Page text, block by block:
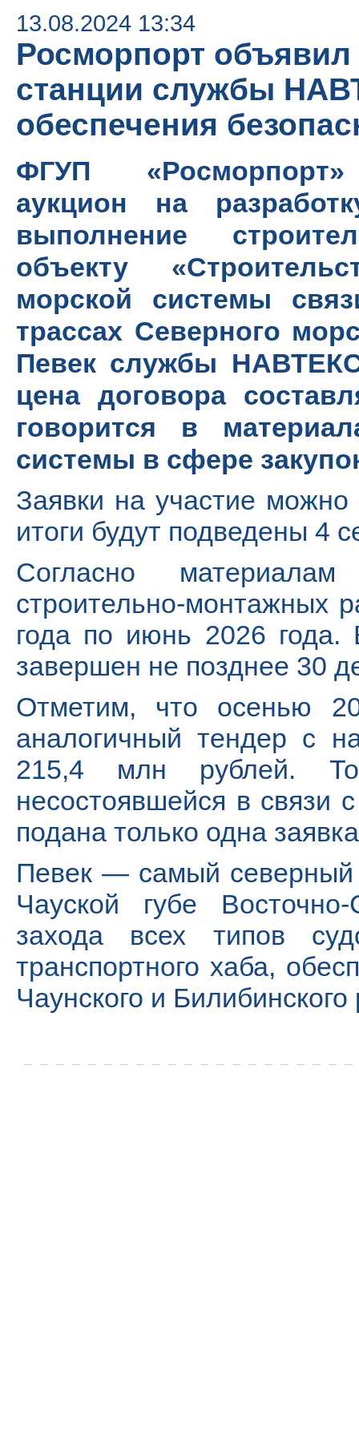
13.08.2024 13:34
Росморпорт объявил
станции службы
обеспечения
ФГУП
аукцион на
выполнение
объекту
морской системы
трассах Северного
Певек службы
цена договора
говорится в
системы в сфере
Заявки на участие можно
итоги будут подведены 4
Согласно
строительно-монтажных
года по июнь 2026
завершен не позднее 30
Отметим, что осенью
аналогичный тендер с
215,4 млн рублей.
несостоявшейся в связи
подана только одна
Певек — самый северный
Чауской губе
захода всех типов
транспортного хаба,
Чаунского и